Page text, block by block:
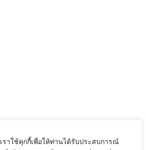
เราใช้คุกกี้เพื่อให้ท่านได้รับประสบการณ์